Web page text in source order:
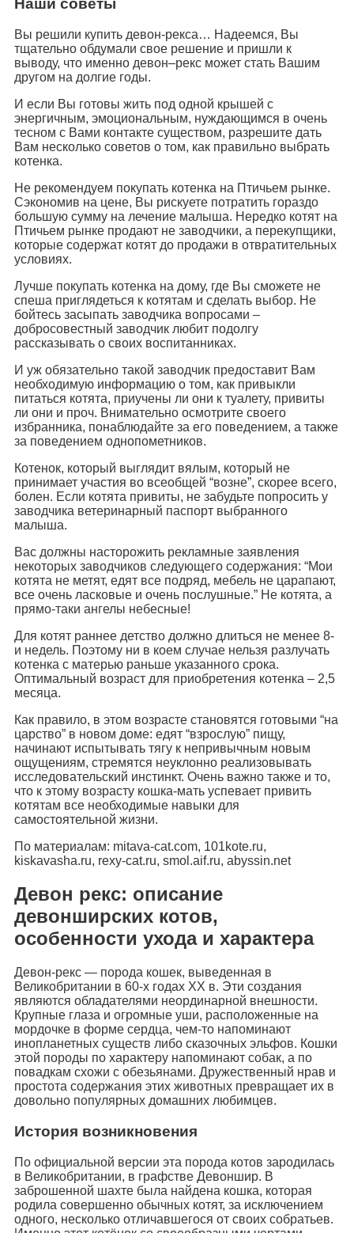
Наши советы
Вы решили купить девон-рекса… Надеемся, Вы
тщательно обдумали свое решение и пришли к
выводу, что именно девон–рекс может стать Вашим
другом на долгие годы.
И если Вы готовы жить под одной крышей с
энергичным, эмоциональным, нуждающимся в очень
тесном с Вами контакте существом, разрешите дать
Вам несколько советов о том, как правильно выбрать
котенка.
Не рекомендуем покупать котенка на Птичьем рынке.
Сэкономив на цене, Вы рискуете потратить гораздо
большую сумму на лечение малыша. Нередко котят на
Птичьем рынке продают не заводчики, а перекупщики,
которые содержат котят до продажи в отвратительных
условиях.
Лучше покупать котенка на дому, где Вы сможете не
спеша приглядеться к котятам и сделать выбор. Не
бойтесь засыпать заводчика вопросами –
добросовестный заводчик любит подолгу
рассказывать о своих воспитанниках.
И уж обязательно такой заводчик предоставит Вам
необходимую информацию о том, как привыкли
питаться котята, приучены ли они к туалету, привиты
ли они и проч. Внимательно осмотрите своего
избранника, понаблюдайте за его поведением, а также
за поведением однопометников.
Котенок, который выглядит вялым, который не
принимает участия во всеобщей “возне”, скорее всего,
болен. Если котята привиты, не забудьте попросить у
заводчика ветеринарный паспорт выбранного
малыша.
Вас должны насторожить рекламные заявления
некоторых заводчиков следующего содержания: “Мои
котята не метят, едят все подряд, мебель не царапают,
все очень ласковые и очень послушные.” Не котята, а
прямо-таки ангелы небесные!
Для котят раннее детство должно длиться не менее 8-
и недель. Поэтому ни в коем случае нельзя разлучать
котенка с матерью раньше указанного срока.
Оптимальный возраст для приобретения котенка – 2,5
месяца.
Как правило, в этом возрасте становятся готовыми “на
царство” в новом доме: едят “взрослую” пищу,
начинают испытывать тягу к непривычным новым
ощущениям, стремятся неуклонно реализовывать
исследовательский инстинкт. Очень важно также и то,
что к этому возрасту кошка-мать успевает привить
котятам все необходимые навыки для
самостоятельной жизни.
По материалам: mitava-cat.com, 101kote.ru,
kiskavasha.ru, rexy-cat.ru, smol.aif.ru, abyssin.net
Девон рекс: описание
девонширских котов,
особенности ухода и характера
Девон-рекс — порода кошек, выведенная в
Великобритании в 60-х годах XX в. Эти создания
являются обладателями неординарной внешности.
Крупные глаза и огромные уши, расположенные на
мордочке в форме сердца, чем-то напоминают
инопланетных существ либо сказочных эльфов. Кошки
этой породы по характеру напоминают собак, а по
повадкам схожи с обезьянами. Дружественный нрав и
простота содержания этих животных превращает их в
довольно популярных домашних любимцев.
История возникновения
По официальной версии эта порода котов зародилась
в Великобритании, в графстве Девоншир. В
заброшенной шахте была найдена кошка, которая
родила совершенно обычных котят, за исключением
одного, несколько отличавшегося от своих собратьев.